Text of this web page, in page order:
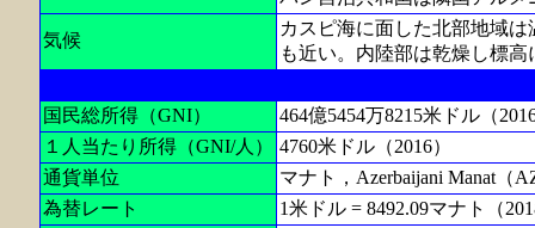
気候
カスピ海に面した北部地域
も近い。内陸部は乾燥し標
国民総所得（GNI）
464億5454万8215米ドル（
１人当たり所得（GNI/人）
4760米ドル（2016）
通貨単位
マナト，Azerbaijani Manat（
為替レート
1米ドル = 8492.09マナト（